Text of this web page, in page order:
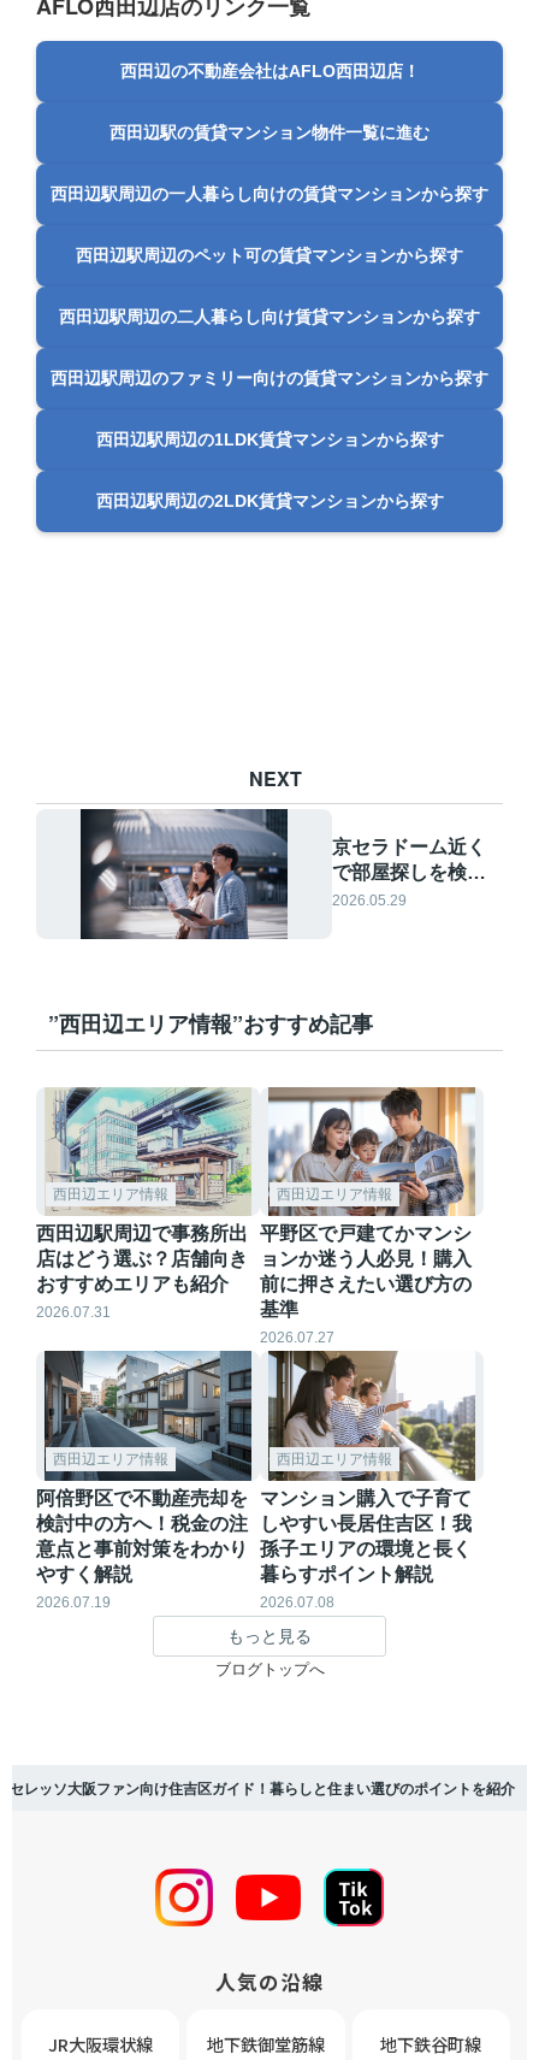
AFLO西田辺店のリンク一覧
西田辺の不動産会社はAFLO西田辺店！
西田辺駅の賃貸マンション物件一覧に進む
西田辺駅周辺の一人暮らし向けの賃貸マンションから探す
西田辺駅周辺のペット可の賃貸マンションから探す
西田辺駅周辺の二人暮らし向け賃貸マンションから探す
西田辺駅周辺のファミリー向けの賃貸マンションから探す
西田辺駅周辺の1LDK賃貸マンションから探す
西田辺駅周辺の2LDK賃貸マンションから探す
NEXT
京セラドーム近く
で部屋探しを検討
中？アクセスが良
2026.05.29
”西田辺エリア情報”おすすめ記事
西田辺エリア情報
西田辺駅周辺で事務所出
店はどう選ぶ？店舗向き
おすすめエリアも紹介
2026.07.31
西田辺エリア情報
平野区で戸建てかマンシ
ョンか迷う人必見！購入
前に押さえたい選び方の
基準
2026.07.27
西田辺エリア情報
阿倍野区で不動産売却を
検討中の方へ！税金の注
意点と事前対策をわかり
やすく解説
2026.07.19
西田辺エリア情報
マンション購入で子育て
しやすい長居住吉区！我
孫子エリアの環境と長く
暮らすポイント解説
2026.07.08
もっと見る
ブログトップへ
セレッソ大阪ファン向け住吉区ガイド！暮らしと住まい選びのポイントを紹介
人気の沿線
JR大阪環状線 地下鉄御堂筋線 地下鉄谷町線